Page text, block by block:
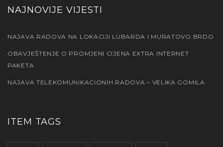
NAJNOVIJE VIJESTI
NAJAVA RADOVA NA LOKACIJI LUBARDA I MURATOVO BRDO
OBAVJEŠTENJE O PROMJENI CIJENA EXTRA INTERNET
PAKETA
NAJAVA TELEKOMUNIKACIONIH RADOVA – VELIKA GOMILA
ITEM TAGS